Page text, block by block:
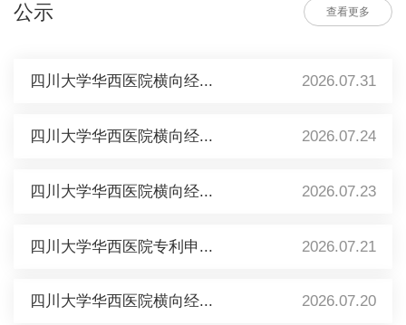
公示 查看更多
四川大学华西医院横向经... 2026.07.31
四川大学华西医院横向经... 2026.07.24
四川大学华西医院横向经... 2026.07.23
四川大学华西医院专利申... 2026.07.21
四川大学华西医院横向经... 2026.07.20